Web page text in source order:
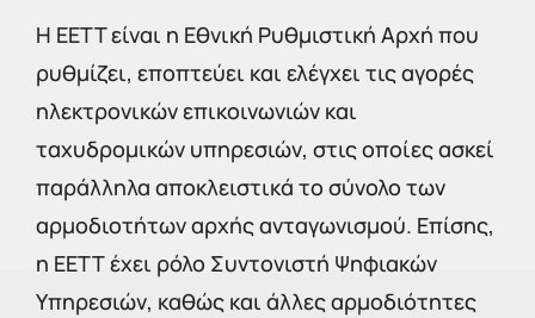
Η EETT είναι η Εθνική Ρυθμιστική Αρχή που
ρυθμίζει, εποπτεύει και ελέγχει τις αγορές
ηλεκτρονικών επικοινωνιών και
ταχυδρομικών υπηρεσιών, στις οποίες ασκεί
παράλληλα αποκλειστικά το σύνολο των
αρμοδιοτήτων αρχής ανταγωνισμού. Επίσης,
η ΕΕΤΤ έχει ρόλο Συντονιστή Ψηφιακών
Υπηρεσιών, καθώς και άλλες αρμοδιότητες